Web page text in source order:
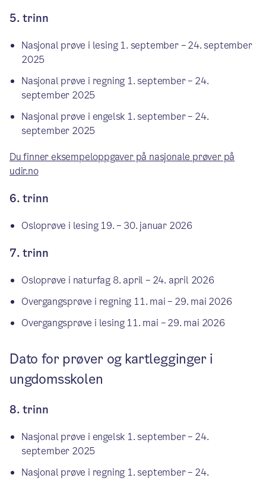
5. trinn
Nasjonal prøve i lesing 1. september – 24. september
2025
Nasjonal prøve i regning 1. september – 24.
september 2025
Nasjonal prøve i engelsk 1. september – 24.
september 2025
Du finner eksempeloppgaver på nasjonale prøver på
udir.no
6. trinn
Osloprøve i lesing 19. – 30. januar 2026
7. trinn
Osloprøve i naturfag 8. april – 24. april 2026
Overgangsprøve i regning 11. mai – 29. mai 2026
Overgangsprøve i lesing 11. mai – 29. mai 2026
Dato for prøver og kartlegginger i
ungdomsskolen
8. trinn
Nasjonal prøve i engelsk 1. september – 24.
september 2025
Nasjonal prøve i regning 1. september – 24.